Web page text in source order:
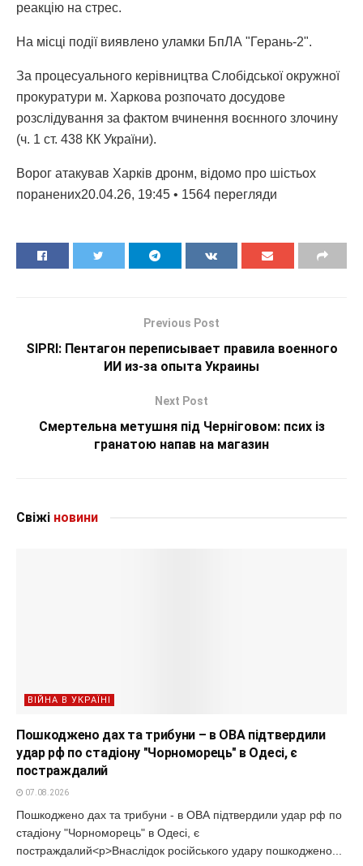
реакцію на стрес.
На місці події виявлено уламки БпЛА "Герань-2".
За процесуального керівництва Слобідської окружної
прокуратури м. Харкова розпочато досудове
розслідування за фактом вчинення воєнного злочину
(ч. 1 ст. 438 КК України).
Ворог атакував Харків дронм, відомо про шістьох
поранених20.04.26, 19:45 • 1564 перегляди
Previous Post
SIPRI: Пентагон переписывает правила военного
ИИ из-за опыта Украины
Next Post
Смертельна метушня під Черніговом: псих із
гранатою напав на магазин
Свіжі новини
ВІЙНА В УКРАЇНІ
Пошкоджено дах та трибуни – в ОВА підтвердили
удар рф по стадіону "Чорноморець" в Одесі, є
постраждалий
07.08.2026
Пошкоджено дах та трибуни - в ОВА підтвердили удар рф по
стадіону "Чорноморець" в Одесі, є
постраждалий<p>Внаслідок російського удару пошкоджено...